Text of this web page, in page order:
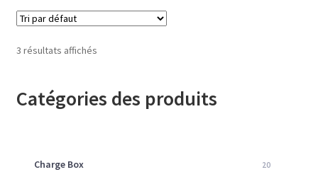
3 résultats affichés
Catégories des produits
Charge Box 20